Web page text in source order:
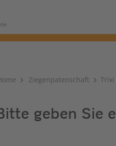
Ziegenpatenschaft Trixi
geben Sie